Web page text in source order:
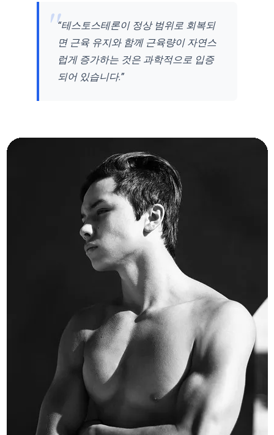
“테스토스테론이 정상 범위로 회복되
면 근육 유지와 함께 근육량이 자연스
럽게 증가하는 것은 과학적으로 입증
되어 있습니다.”